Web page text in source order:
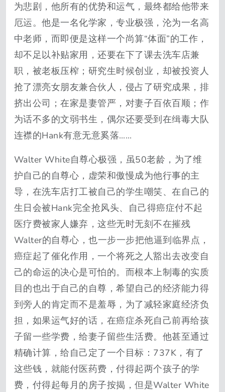
为悲剧，他所有的优势和运气，最终都给他带来
厄运。他是一名化学家，专业极强，沦为一名高
中老师，而即便是这样一个尚算“体面”的工作，
却不足以补贴家用，还要在下了课去洗车店兼
职，被老板压榨；研究生时候创业，却被投资人
抢了漂亮女朋友兼合伙人，侵占了研究成果，排
挤出公司；在家是妻管严，对妻子百依百顺；作
为话不多的文弱书生，偶尔还要受到在缉毒大队
连襟的Hank有意无意奚落……
Walter White自尊心极强，虽50老龄，为了维
护自己的自尊心，虚荣和傲慢成为他行事的主
导，在洗车店打工被自己的学生嘲笑、在自己的
生日会被Hank完全抢风头、自己得癌症付不起
医疗费被家人嫌弃，这些无时无刻不在摧残
Walter的自尊心，也一步一步把他逼到临界点，
癌症起了催化作用，一个将死之人豁出去改变自
己的命运的决心是可怕的。而根本上制毒的实质
目的也出于自己的自尊，希望自己的经济能力得
到旁人的肯定而不是羞辱，为了减轻家庭经济负
担，如果运气好的话，在癌症杀死自己前再给孩
子留一些学费，给妻子留些生活费。他甚至通过
精确计算，给自己定了一个目标：737K，有了
这些钱，就能付医药费，付得起两个孩子的学
费，付得起每月的房子按揭，但是Walter White